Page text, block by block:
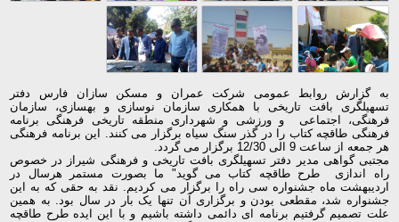
به گزارش روابط عمومی شرکت عمران و مسکن سازان فارس دفتر
تسهیلگری بافت تاریخی با همکاری سازمان نوسازی و بهسازی، سازمان
فرهنگی، اجتماعی
و ورزشی و شهرداری منطقه تاریخی فرهنگی برنامه
فرهنگی طاقچه کتاب را در گذر سنگ سیاه برگزار می کنند. این برنامه فرهنگی
هر جمعه از ساعت 9 الی 12/30 برگزار می گردد.
مجتبی گواهی مدیر دفتر تسهیلگری بافت تاریخی و فرهنگی شیراز در خصوص
راه اندازی
طرح طاقچه کتاب می گوید" ما بصورت مستمر هرسال در
اردیبهشت ماه جشنواره سی راه را برگزار می کردیم. نقد به حقی که به این
جشنواره شد، مقطعی بودن و برگزاری آن تنها یک بار در سال بود. به همین
علت تصمیم گرفتیم برنامه ای دائمی داشته باشیم و با این ایده طرح طاقچه